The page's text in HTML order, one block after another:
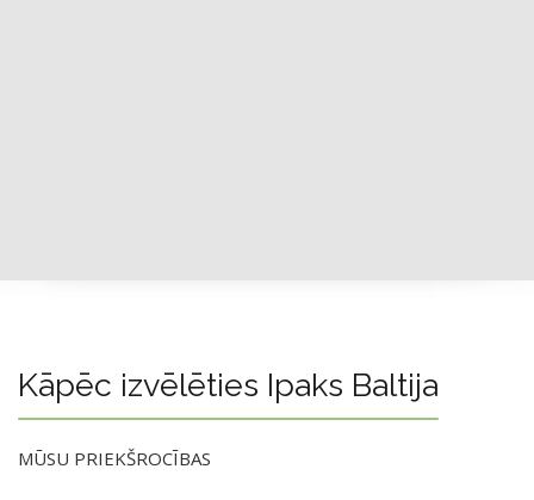
Kāpēc izvēlēties Ipaks Baltija
MŪSU PRIEKŠROCĪBAS